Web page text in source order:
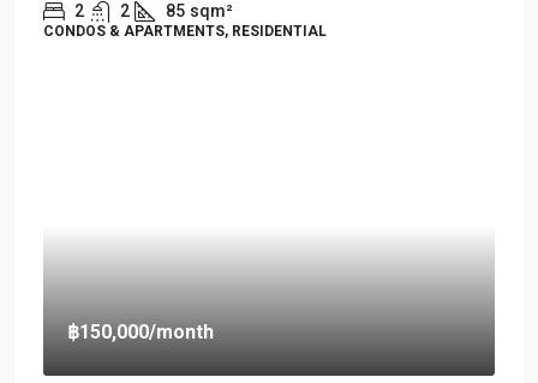
2 2 85 sqm²
CONDOS & APARTMENTS, RESIDENTIAL
฿150,000/month